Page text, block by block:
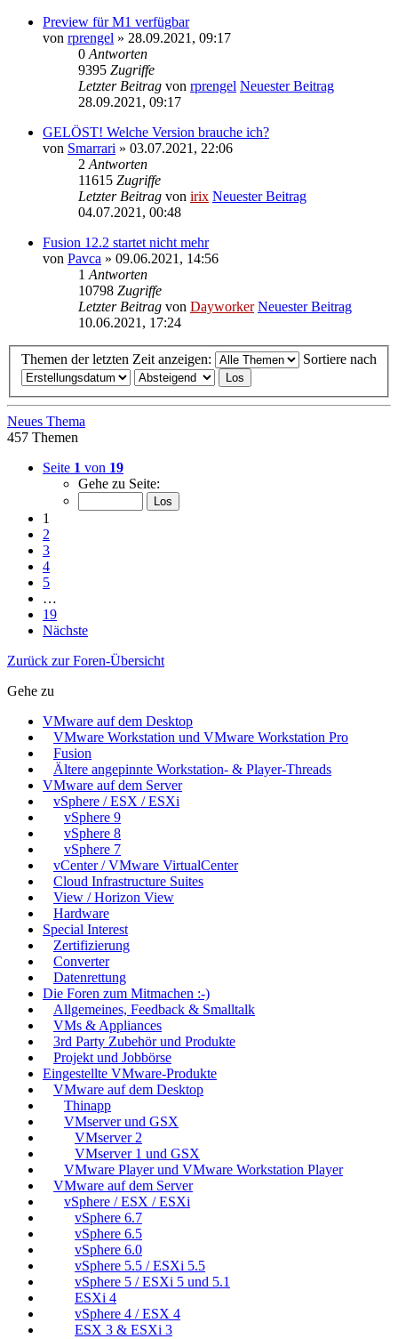
Preview für M1 verfügbar
von rprengel » 28.09.2021, 09:17
0 Antworten
9395 Zugriffe
Letzter Beitrag von rprengel Neuester Beitrag
28.09.2021, 09:17
GELÖST! Welche Version brauche ich?
von Smarrari » 03.07.2021, 22:06
2 Antworten
11615 Zugriffe
Letzter Beitrag von irix Neuester Beitrag
04.07.2021, 00:48
Fusion 12.2 startet nicht mehr
von Pavca » 09.06.2021, 14:56
1 Antworten
10798 Zugriffe
Letzter Beitrag von Dayworker Neuester Beitrag
10.06.2021, 17:24
Themen der letzten Zeit anzeigen: Sortiere nach
Neues Thema
457 Themen
Seite 1 von 19
Gehe zu Seite:
1
2
3
4
5
…
19
Nächste
Zurück zur Foren-Übersicht
Gehe zu
VMware auf dem Desktop
VMware Workstation und VMware Workstation Pro
Fusion
Ältere angepinnte Workstation- & Player-Threads
VMware auf dem Server
vSphere / ESX / ESXi
vSphere 9
vSphere 8
vSphere 7
vCenter / VMware VirtualCenter
Cloud Infrastructure Suites
View / Horizon View
Hardware
Special Interest
Zertifizierung
Converter
Datenrettung
Die Foren zum Mitmachen :-)
Allgemeines, Feedback & Smalltalk
VMs & Appliances
3rd Party Zubehör und Produkte
Projekt und Jobbörse
Eingestellte VMware-Produkte
VMware auf dem Desktop
Thinapp
VMserver und GSX
VMserver 2
VMserver 1 und GSX
VMware Player und VMware Workstation Player
VMware auf dem Server
vSphere / ESX / ESXi
vSphere 6.7
vSphere 6.5
vSphere 6.0
vSphere 5.5 / ESXi 5.5
vSphere 5 / ESXi 5 und 5.1
ESXi 4
vSphere 4 / ESX 4
ESX 3 & ESXi 3